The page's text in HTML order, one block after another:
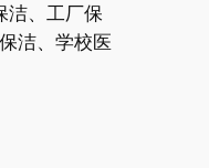
洁、工厂保
洁、学校医